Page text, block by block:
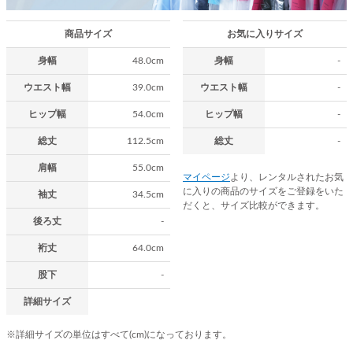
商品サイズ
身幅 48.0cm
ウエスト幅 39.0cm
ヒップ幅 54.0cm
総丈 112.5cm
肩幅 55.0cm
袖丈 34.5cm
後ろ丈 -
裄丈 64.0cm
股下 -
詳細サイズ
お気に入りサイズ
身幅 -
ウエスト幅 -
ヒップ幅 -
総丈 -
マイページ より、レンタルされたお気
に入りの商品のサイズをご登録をいた
だくと、サイズ比較ができます。
※詳細サイズの単位はすべて(cm)になっております。